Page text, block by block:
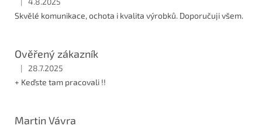
Hodnocení obchodu je 5 z 5 hvězdiček.
Skvělé komunikace, ochota i kvalita výrobků. Doporučuji všem.
Ověřený zákazník
Hodnocení obchodu je 5 z 5 hvězdiček.
|
28.7.2025
+ Keďste tam pracovali !!
Martin Vávra